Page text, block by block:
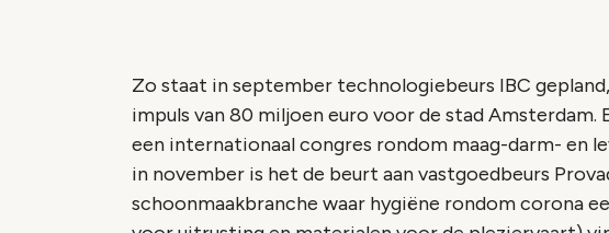
Zo staat in september technologiebeurs IBC
impuls van 80 miljoen euro voor de stad Amsterdam.
een internationaal congres rondom maag-darm- en
in november is het de beurt aan vastgoedbeurs
schoonmaakbranche waar hygiëne rondom corona